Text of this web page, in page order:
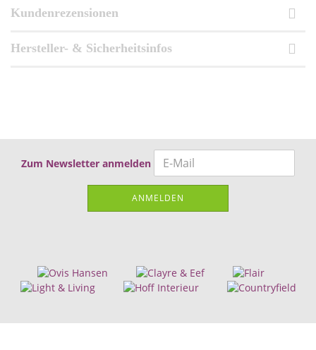
Kundenrezensionen
Hersteller- & Sicherheitsinfos
Zum Newsletter anmelden
ANMELDEN